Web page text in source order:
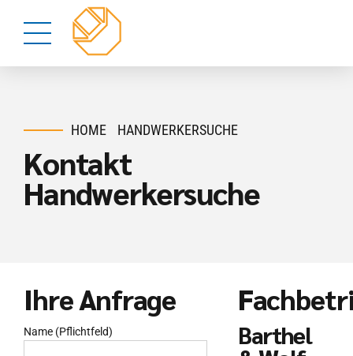
HOME HANDWERKERSUCHE
Kontakt
Handwerkersuche
Ihre Anfrage
Name (Pflichtfeld) Barthel